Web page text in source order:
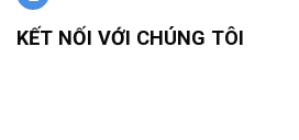
KẾT NỐI VỚI CHÚNG TÔI